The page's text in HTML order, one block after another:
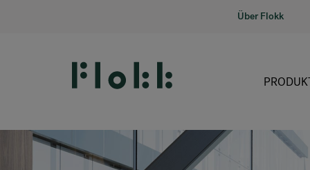
Über Flokk